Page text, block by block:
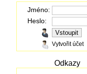
Jméno:
Heslo:
Vytvořit účet
Odkazy